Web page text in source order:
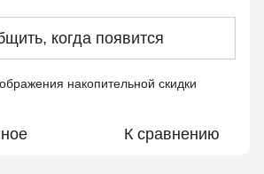
когда появится
накопительной скидки
К сравнению